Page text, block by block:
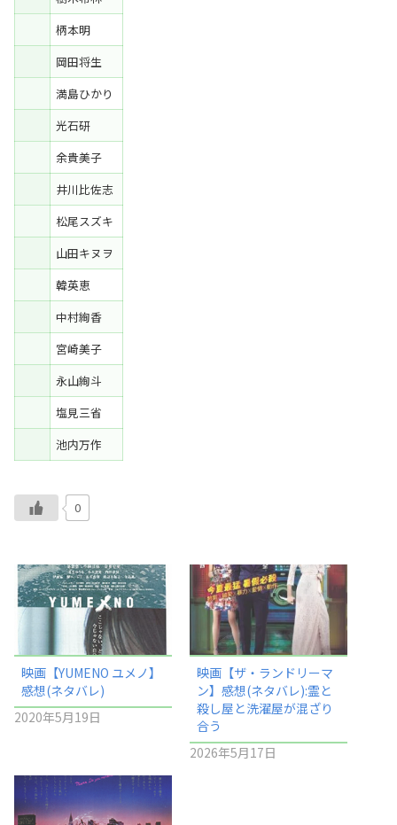
柄本明
岡田将生
満島ひかり
光石研
余貴美子
井川比佐志
松尾スズキ
山田キヌヲ
韓英恵
中村絢香
宮崎美子
永山絢斗
塩見三省
池内万作
0
映画【YUMENO ユメノ】
感想(ネタバレ)
2020年5月19日
映画【ザ・ランドリーマ
ン】感想(ネタバレ):霊と
殺し屋と洗濯屋が混ざり
合う
2026年5月17日